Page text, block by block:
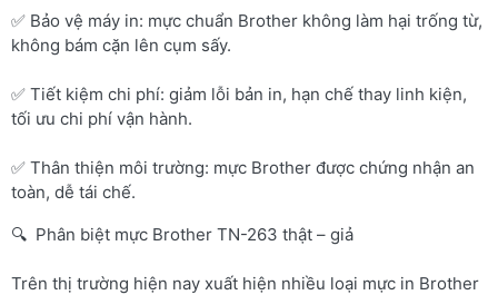
✅ Bảo vệ máy in: mực chuẩn Brother không làm hại trống từ,
không bám cặn lên cụm sấy.
✅ Tiết kiệm chi phí: giảm lỗi bản in, hạn chế thay linh kiện,
tối ưu chi phí vận hành.
✅ Thân thiện môi trường: mực Brother được chứng nhận an
toàn, dễ tái chế.
🔍 Phân biệt mực Brother TN-263 thật – giả
Trên thị trường hiện nay xuất hiện nhiều loại mực in Brother